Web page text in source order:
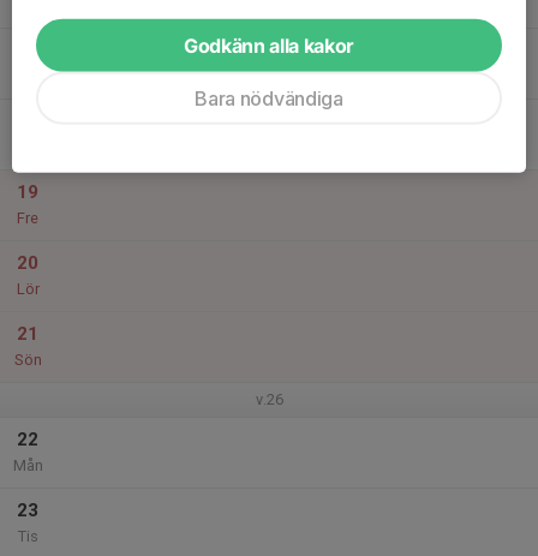
17
19
Fre
20
Lör
21
Sön
v.26
22
Mån
23
Tis
Godkänn alla kakor
Bara nödvändiga